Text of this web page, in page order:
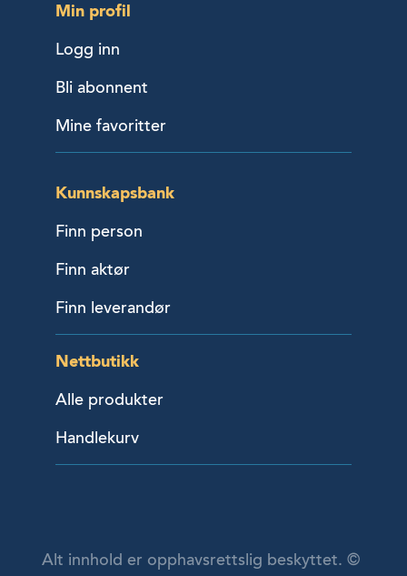
Min profil
Logg inn
Bli abonnent
Mine favoritter
Kunnskapsbank
Finn person
Finn aktør
Finn leverandør
Nettbutikk
Alle produkter
Handlekurv
Alt innhold er opphavsrettslig beskyttet. ©